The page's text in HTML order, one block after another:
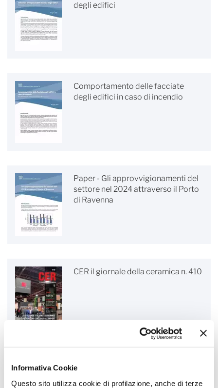
Informativa Cookie
Questo sito utilizza cookie di profilazione, anche di terze
degli edifici
Comportamento delle facciate
degli edifici in caso di incendio
Paper - Gli approvvigionamenti del
settore nel 2024 attraverso il Porto
di Ravenna
CER il giornale della ceramica n. 410
FOCUS 16 - La nuova Direttiva
europea sulle emissioni industriali -